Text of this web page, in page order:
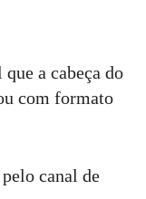
a cabeça do
com formato
canal de